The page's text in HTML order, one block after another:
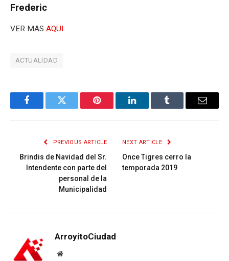
Frederic
VER MAS AQUI
ACTUALIDAD
FacebookTwitter Pinterest LinkedInTumblr Email
PREVIOUS ARTICLE
Brindis de Navidad del Sr.
Intendente con parte del
personal de la
Municipalidad
NEXT ARTICLE
Once Tigres cerro la
temporada 2019
ArroyitoCiudad
Website